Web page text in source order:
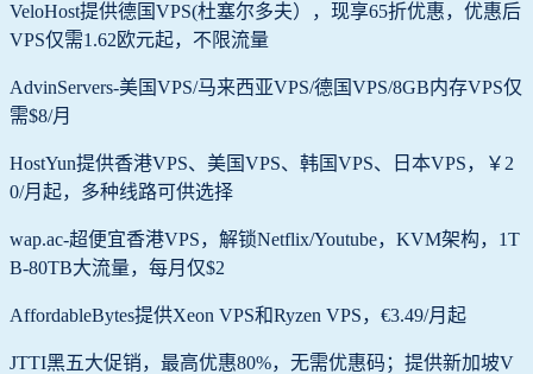
VeloHost提供德国VPS(杜塞尔多夫），现享65折优惠，优惠后
VPS仅需1.62欧元起，不限流量
AdvinServers-美国VPS/马来西亚VPS/德国VPS/8GB内存VPS仅
需$8/月
HostYun提供香港VPS、美国VPS、韩国VPS、日本VPS，￥2
0/月起，多种线路可供选择
wap.ac-超便宜香港VPS，解锁Netflix/Youtube，KVM架构，1T
B-80TB大流量，每月仅$2
AffordableBytes提供Xeon VPS和Ryzen VPS，€3.49/月起
JTTI黑五大促销，最高优惠80%，无需优惠码；提供新加坡V